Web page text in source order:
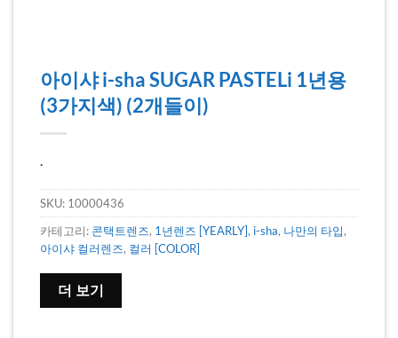
아이샤 i-sha SUGAR PASTELi 1년용
(3가지색) (2개들이)
SKU: 10000436
카테고리: 콘택트렌즈, 1년렌즈 [YEARLY], i-sha, 나만의 타입,
아이샤 컬러렌즈, 컬러 [COLOR]
더 보기